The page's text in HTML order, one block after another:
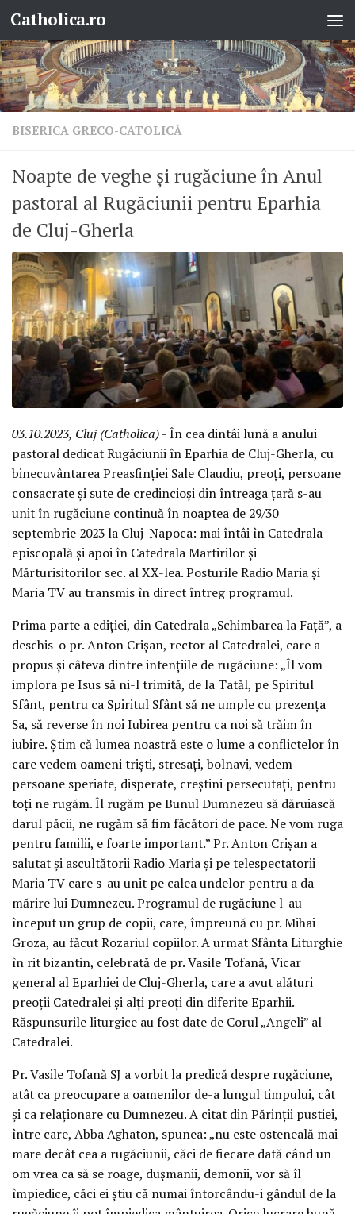
Skip to content
Catholica.ro
BISERICA GRECO-CATOLICĂ
Noapte de veghe și rugăciune în Anul
pastoral al Rugăciunii pentru Eparhia
de Cluj-Gherla
03.10.2023, Cluj (Catholica)- În cea dintâi lună a anului
pastoral dedicat Rugăciunii în Eparhia de Cluj-Gherla, cu
binecuvântarea Preasfinției Sale Claudiu, preoți, persoane
consacrate și sute de credincioși din întreaga țară s-au
unit în rugăciune continuă în noaptea de 29/30
septembrie 2023 la Cluj-Napoca: mai întâi în Catedrala
episcopală și apoi în Catedrala Martirilor și
Mărturisitorilor sec. al XX-lea. Posturile Radio Maria și
Maria TV au transmis în direct întreg programul.
Prima parte a ediției, din Catedrala „Schimbarea la Față”, a
deschis-o pr. Anton Crișan, rector al Catedralei, care a
propus și câteva dintre intențiile de rugăciune: „Îl vom
implora pe Isus să ni-l trimită, de la Tatăl, pe Spiritul
Sfânt, pentru ca Spiritul Sfânt să ne umple cu prezența
Sa, să reverse în noi Iubirea pentru ca noi să trăim în
iubire. Știm că lumea noastră este o lume a conflictelor în
care vedem oameni triști, stresați, bolnavi, vedem
persoane speriate, disperate, creștini persecutați, pentru
toți ne rugăm. Îl rugăm pe Bunul Dumnezeu să dăruiască
darul păcii, ne rugăm să fim făcători de pace. Ne vom ruga
pentru familii, e foarte important.” Pr. Anton Crișan a
salutat și ascultătorii Radio Maria și pe telespectatorii
Maria TV care s-au unit pe calea undelor pentru a da
mărire lui Dumnezeu. Programul de rugăciune l-au
început un grup de copii, care, împreună cu pr. Mihai
Groza, au făcut Rozariul copiilor. A urmat Sfânta Liturghie
în rit bizantin, celebrată de pr. Vasile Tofană, Vicar
general al Eparhiei de Cluj-Gherla, care a avut alături
preoții Catedralei și alți preoți din diferite Eparhii.
Răspunsurile liturgice au fost date de Corul „Angeli” al
Catedralei.
Pr. Vasile Tofană SJ a vorbit la predică despre rugăciune,
atât ca preocupare a oamenilor de-a lungul timpului, cât
și ca relaționare cu Dumnezeu. A citat din Părinții pustiei,
între care, Abba Aghaton, spunea: „nu este osteneală mai
mare decât cea a rugăciunii, căci de fiecare dată când un
om vrea ca să se roage, dușmanii, demonii, vor să îl
împiedice, căci ei știu că numai întorcându-i gândul de la